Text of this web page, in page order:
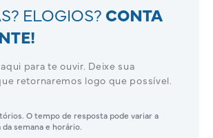
ELOGIOS? CONTA
para te ouvir. Deixe sua
retornaremos logo que possível.
O tempo de resposta pode variar a
semana e horário.